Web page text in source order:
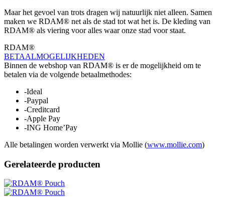
Maar het gevoel van trots dragen wij natuurlijk niet alleen. Samen
maken we RDAM® net als de stad tot wat het is. De kleding van
RDAM® als viering voor alles waar onze stad voor staat.
RDAM®
BETAALMOGELIJKHEDEN
Binnen de webshop van RDAM® is er de mogelijkheid om te
betalen via de volgende betaalmethodes:
-Ideal
-Paypal
-Creditcard
-Apple Pay
-ING Home’Pay
Alle betalingen worden verwerkt via Mollie (www.mollie.com)
Gerelateerde producten